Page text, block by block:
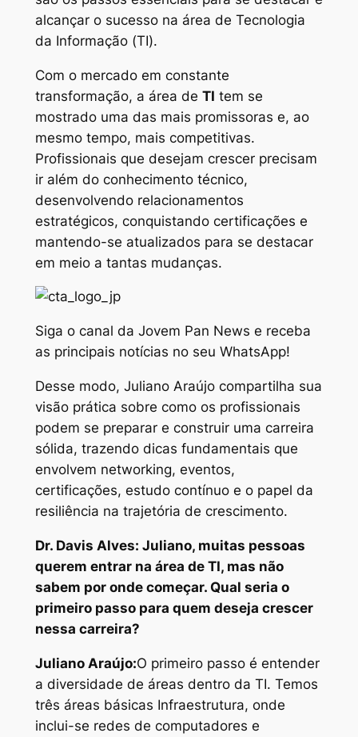
alcançar o sucesso na área de Tecnologia
da Informação (TI).
Com o mercado em constante
transformação, a área de TI tem se
mostrado uma das mais promissoras e, ao
mesmo tempo, mais competitivas.
Profissionais que desejam crescer precisam
ir além do conhecimento técnico,
desenvolvendo relacionamentos
estratégicos, conquistando certificações e
mantendo-se atualizados para se destacar
em meio a tantas mudanças.
Siga o canal da Jovem Pan News e receba
as principais notícias no seu WhatsApp!
Desse modo, Juliano Araújocompartilha sua
visão prática sobre como os profissionais
podem se preparar e construir uma carreira
sólida, trazendo dicas fundamentais que
envolvem networking, eventos,
certificações, estudo contínuo e o papel da
resiliência na trajetória de crescimento.
Dr. Davis Alves: Juliano, muitas pessoas
querem entrar na área de TI, mas não
sabem por onde começar. Qual seria o
primeiro passo para quem deseja crescer
nessa carreira?
Juliano Araújo:O primeiro passo é entender
a diversidade de áreas dentro da TI. Temos
três áreas básicas Infraestrutura, onde
inclui-se redes de computadores e